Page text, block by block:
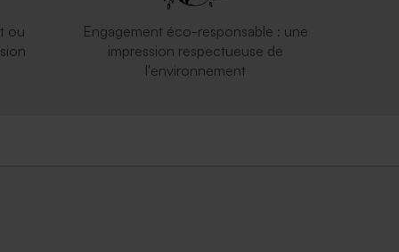
ou
Engagement éco-responsable : une
impression respectueuse de
l'environnement